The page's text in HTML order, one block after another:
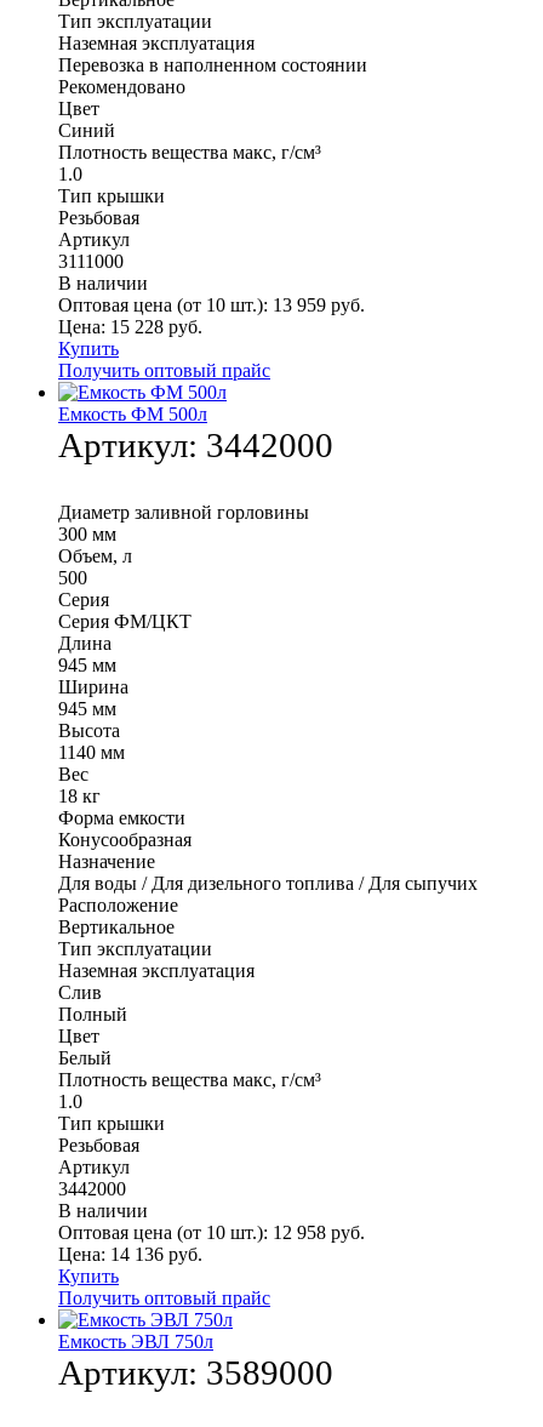
Тип эксплуатации
Наземная эксплуатация
Перевозка в наполненном состоянии
Рекомендовано
Цвет
Синий
Плотность вещества макс, г/см³
1.0
Тип крышки
Резьбовая
Артикул
3111000
В наличии
Оптовая цена (от 10 шт.): 13 959 руб.
Цена: 15 228 руб.
Купить
Получить оптовый прайс
Емкость ФМ 500л
Артикул: 3442000
Диаметр заливной горловины
300 мм
Объем, л
500
Серия
Серия ФМ/ЦКТ
Длина
945 мм
Ширина
945 мм
Высота
1140 мм
Вес
18 кг
Форма емкости
Конусообразная
Назначение
Для воды / Для дизельного топлива / Для сыпучих
Расположение
Вертикальное
Тип эксплуатации
Наземная эксплуатация
Слив
Полный
Цвет
Белый
Плотность вещества макс, г/см³
1.0
Тип крышки
Резьбовая
Артикул
3442000
В наличии
Оптовая цена (от 10 шт.): 12 958 руб.
Цена: 14 136 руб.
Купить
Получить оптовый прайс
Емкость ЭВЛ 750л
Артикул: 3589000